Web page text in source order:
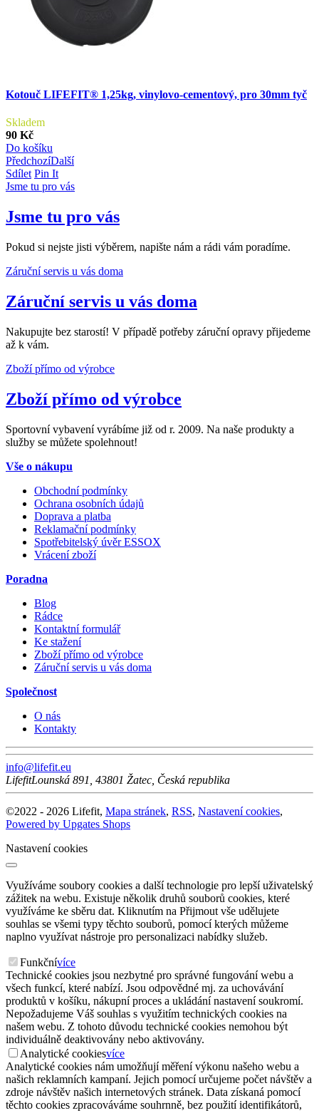
Kotouč LIFEFIT® 1,25kg, vinylovo-cementový, pro 30mm tyč
Skladem
90 Kč
Do košíku
PředchozíDalší
Sdílet Pin It
Jsme tu pro vás
Jsme tu pro vás
Pokud si nejste jisti výběrem, napište nám a rádi vám poradíme.
Záruční servis u vás doma
Záruční servis u vás doma
Nakupujte bez starostí! V případě potřeby záruční opravy přijedeme
až k vám.
Zboží přímo od výrobce
Zboží přímo od výrobce
Sportovní vybavení vyrábíme již od r. 2009. Na naše produkty a
služby se můžete spolehnout!
Vše o nákupu
Obchodní podmínky
Ochrana osobních údajů
Doprava a platba
Reklamační podmínky
Spotřebitelský úvěr ESSOX
Vrácení zboží
Poradna
Blog
Rádce
Kontaktní formulář
Ke stažení
Zboží přímo od výrobce
Záruční servis u vás doma
Společnost
O nás
Kontakty
info@lifefit.eu
LifefitLounská 891 43801 Žatec Česká republika
©2022 - 2026 Lifefit, Mapa stránek, RSS, Nastavení cookies,
Powered by Upgates Shops
Nastavení cookies
Využíváme soubory cookies a další technologie pro lepší uživatelský
zážitek na webu. Existuje několik druhů souborů cookies, které
využíváme ke sběru dat. Kliknutím na Přijmout vše udělujete
souhlas se všemi typy těchto souborů, pomocí kterých můžeme
naplno využívat nástroje pro personalizaci nabídky služeb.
Funkčnívíce
Technické cookies jsou nezbytné pro správné fungování webu a
všech funkcí, které nabízí. Jsou odpovědné mj. za uchovávání
produktů v košíku, nákupní proces a ukládání nastavení soukromí.
Nepožadujeme Váš souhlas s využitím technických cookies na
našem webu. Z tohoto důvodu technické cookies nemohou být
individuálně deaktivovány nebo aktivovány.
Analytické cookiesvíce
Analytické cookies nám umožňují měření výkonu našeho webu a
našich reklamních kampaní. Jejich pomocí určujeme počet návštěv a
zdroje návštěv našich internetových stránek. Data získaná pomocí
těchto cookies zpracováváme souhrnně, bez použití identifikátorů,